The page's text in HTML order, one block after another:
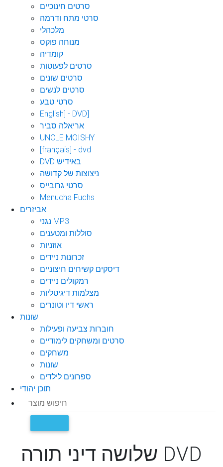
סרטים חינוכיים
סרטי מתח ודרמה
מלכהלי
מנוחה פוקס
קומדיה
סרטים לפעוטות
סרטים שונים
סרטים לנשים
סרטי טבע
English] - DVD]
אריאלה סביר
UNCLE MOISHY
[français] - dvd
DVD באידיש
ניצוצות של קדושה
סרטי גרובייס
Menucha Fuchs
אביזרים
נגני MP3
סוללות ומטענים
אוזניות
זכרונות ניידים
דיסקים קשיחים חיצוניים
רמקולים ניידים
מצלמות דיגיטליות
ראשי דיו וטונרים
שונות
חוברות צביעה ופעילות
סרטים ומשחקים לימודיים
משחקים
שונות
ספרונים לילדים
תוכן יהודי
שלושה דיני תורה DVD